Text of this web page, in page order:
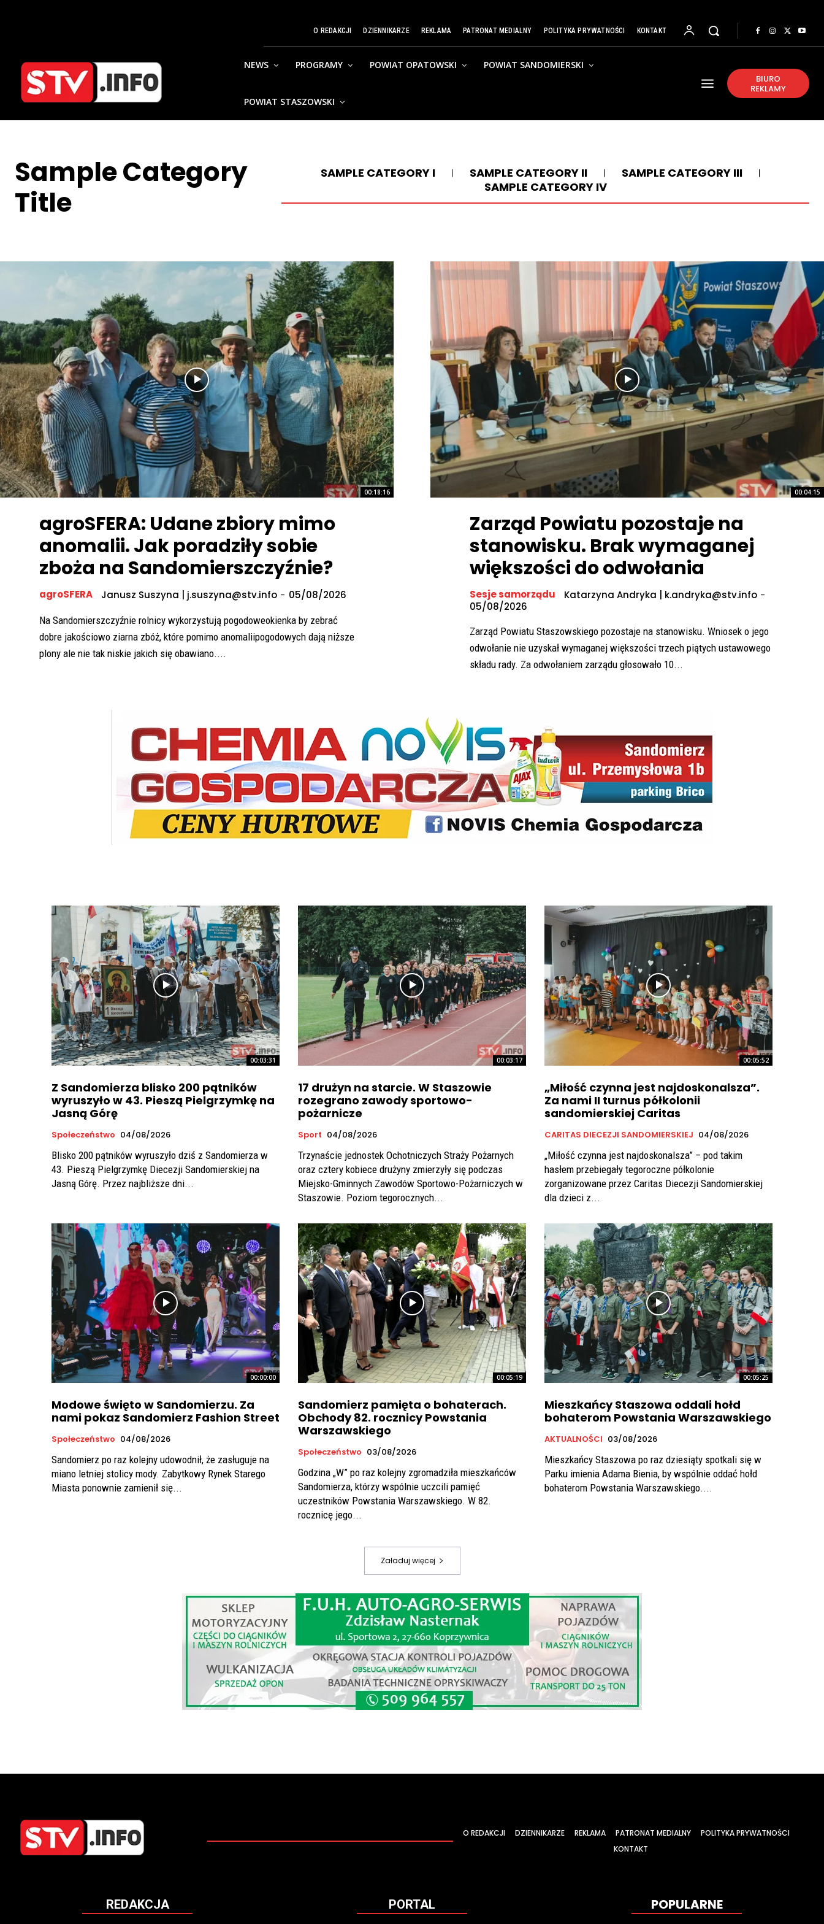
O REDAKCJI DZIENNIKARZE REKLAMA PATRONAT MEDIALNY POLITYKA PRYWATNOŚCI KONTAKT
NEWS PROGRAMY POWIAT OPATOWSKI POWIAT SANDOMIERSKI
POWIAT STASZOWSKI
BIURO
REKLAMY
Sample Category
Title
SAMPLE CATEGORY I SAMPLE CATEGORY II
SAMPLE CATEGORY III
SAMPLE CATEGORY IV
00:18:16
agroSFERA: Udane zbiory mimo
anomalii. Jak poradziły sobie
zboża na Sandomierszczyźnie?
agroSFERA Janusz Suszyna | j.suszyna@stv.info - 05/08/2026
Na Sandomierszczyźnie rolnicy wykorzystują pogodoweokienka by zebrać
dobre jakościowo ziarna zbóż, które pomimo anomaliipogodowych dają niższe
plony ale nie tak niskie jakich się obawiano....
00:04:15
Zarząd Powiatu pozostaje na
stanowisku. Brak wymaganej
większości do odwołania
Sesje samorządu Katarzyna Andryka | k.andryka@stv.info -
05/08/2026
Zarząd Powiatu Staszowskiego pozostaje na stanowisku. Wniosek o jego
odwołanie nie uzyskał wymaganej większości trzech piątych ustawowego
składu rady. Za odwołaniem zarządu głosowało 10...
00:03:31
Z Sandomierza blisko 200 pątników
wyruszyło w 43. Pieszą Pielgrzymkę na
Jasną Górę
Społeczeństwo 04/08/2026
Blisko 200 pątników wyruszyło dziś z Sandomierza w
43. Pieszą Pielgrzymkę Diecezji Sandomierskiej na
Jasną Górę. Przez najbliższe dni...
00:03:17
17 drużyn na starcie. W Staszowie
rozegrano zawody sportowo-
pożarnicze
Sport 04/08/2026
Trzynaście jednostek Ochotniczych Straży Pożarnych
oraz cztery kobiece drużyny zmierzyły się podczas
Miejsko-Gminnych Zawodów Sportowo-Pożarniczych w
Staszowie. Poziom tegorocznych...
00:05:52
„Miłość czynna jest najdoskonalsza”.
Za nami II turnus półkolonii
sandomierskiej Caritas
CARITAS DIECEZJI SANDOMIERSKIEJ 04/08/2026
„Miłość czynna jest najdoskonalsza” – pod takim
hasłem przebiegały tegoroczne półkolonie
zorganizowane przez Caritas Diecezji Sandomierskiej
dla dzieci z...
00:00:00
Modowe święto w Sandomierzu. Za
nami pokaz Sandomierz Fashion Street
Społeczeństwo 04/08/2026
Sandomierz po raz kolejny udowodnił, że zasługuje na
miano letniej stolicy mody. Zabytkowy Rynek Starego
Miasta ponownie zamienił się...
00:05:19
Sandomierz pamięta o bohaterach.
Obchody 82. rocznicy Powstania
Warszawskiego
Społeczeństwo 03/08/2026
Godzina „W” po raz kolejny zgromadziła mieszkańców
Sandomierza, którzy wspólnie uczcili pamięć
uczestników Powstania Warszawskiego. W 82.
rocznicę jego...
00:05:25
Mieszkańcy Staszowa oddali hołd
bohaterom Powstania Warszawskiego
AKTUALNOŚCI 03/08/2026
Mieszkańcy Staszowa po raz dziesiąty spotkali się w
Parku imienia Adama Bienia, by wspólnie oddać hołd
bohaterom Powstania Warszawskiego....
Załaduj więcej
O REDAKCJI DZIENNIKARZE REKLAMA PATRONAT MEDIALNY
POLITYKA PRYWATNOŚCI
KONTAKT
REDAKCJA PORTAL POPULARNE